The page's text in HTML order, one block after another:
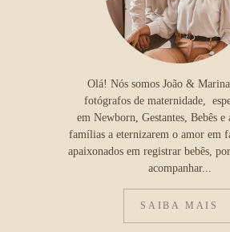
Olá! Nós somos João &
fotógrafos de maternidade,
em Newborn, Gestantes, Bebês e
famílias a eternizarem o amor em
apaixonados em registrar bebês,
acompanhar...
SAIBA MAIS